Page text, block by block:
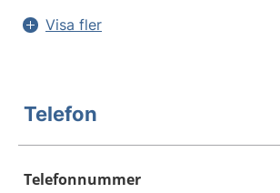
Visa fler
Telefon
Telefonnummer